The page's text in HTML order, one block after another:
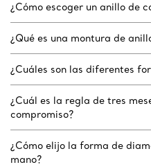
¿Cómo escoger un anillo de
¿Qué es una montura de
¿Cuáles son las diferentes
¿Cuál es la regla de tres
compromiso?
¿Cómo elijo la forma de
mano?